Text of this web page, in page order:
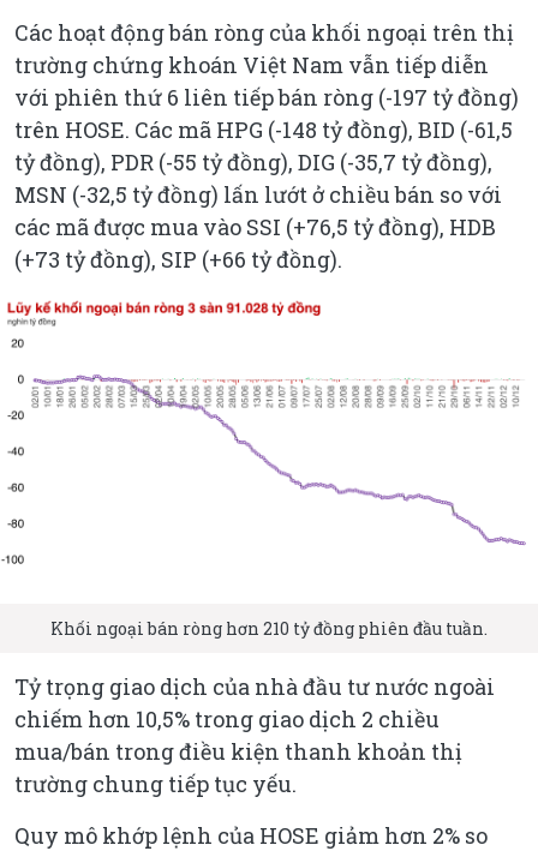
Các hoạt động bán ròng của khối ngoại trên thị
trường chứng khoán Việt Nam vẫn tiếp diễn
với phiên thứ 6 liên tiếp bán ròng (-197 tỷ đồng)
trên HOSE. Các mã HPG (-148 tỷ đồng), BID (-61,5
tỷ đồng), PDR (-55 tỷ đồng), DIG (-35,7 tỷ đồng),
MSN (-32,5 tỷ đồng) lấn lướt ở chiều bán so với
các mã được mua vào SSI (+76,5 tỷ đồng), HDB
(+73 tỷ đồng), SIP (+66 tỷ đồng).
Khối ngoại bán ròng hơn 210 tỷ đồng phiên đầu tuần.
Tỷ trọng giao dịch của nhà đầu tư nước ngoài
chiếm hơn 10,5% trong giao dịch 2 chiều
mua/bán trong điều kiện thanh khoản thị
trường chung tiếp tục yếu.
Quy mô khớp lệnh của HOSE giảm hơn 2% so